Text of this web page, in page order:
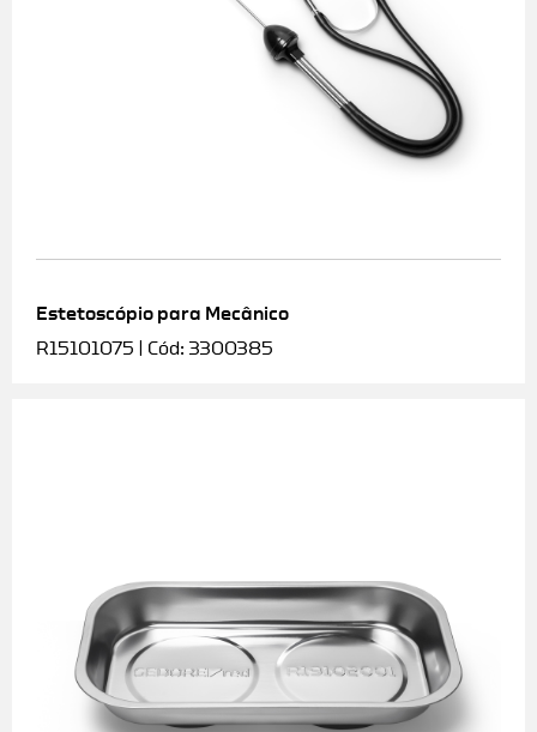
Estetoscópio para Mecânico
R15101075 | Cód: 3300385